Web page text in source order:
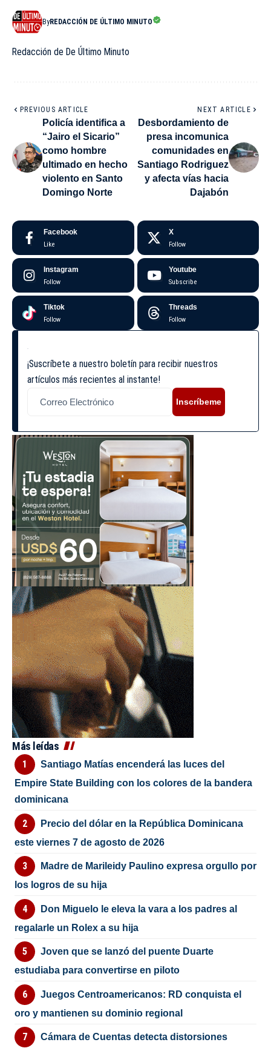
ByREDACCIÓN DE ÚLTIMO MINUTO
Redacción de De Último Minuto
PREVIOUS ARTICLE
Policía identifica a
“Jairo el Sicario”
como hombre
ultimado en hecho
violento en Santo
Domingo Norte
NEXT ARTICLE
Desbordamiento de
presa incomunica
comunidades en
Santiago Rodriguez
y afecta vías hacia
Dajabón
Facebook
Like
X
Follow
Instagram
Follow
Youtube
Subscribe
Tiktok
Follow
Threads
Follow
¡Suscríbete a nuestro boletín para recibir nuestros
artículos más recientes al instante!
Inscríbeme
Más leídas
Santiago Matías encenderá las luces del
Empire State Building con los colores de la bandera
dominicana
Precio del dólar en la República Dominicana
este viernes 7 de agosto de 2026
Madre de Marileidy Paulino expresa orgullo por
los logros de su hija
Don Miguelo le eleva la vara a los padres al
regalarle un Rolex a su hija
Joven que se lanzó del puente Duarte
estudiaba para convertirse en piloto
Juegos Centroamericanos: RD conquista el
oro y mantienen su dominio regional
Cámara de Cuentas detecta distorsiones